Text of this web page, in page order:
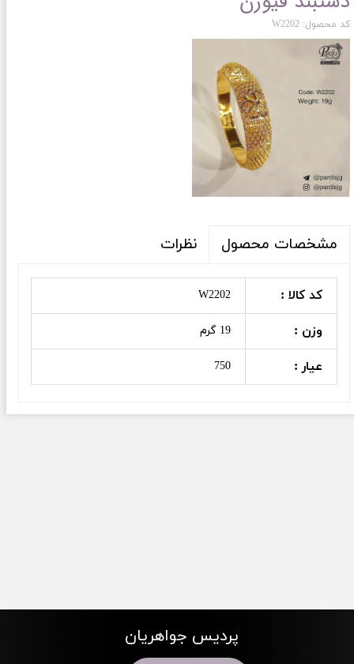
کد محصول: W2202
مشخصات محصول نظرات
کد کالا : W2202
وزن : 19 گرم
عیار : 750
پردیس جواهریان